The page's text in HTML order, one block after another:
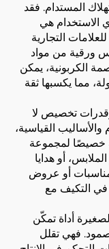
المستدام. فقد
الاستخدام هي
التجارية
ورقية من مواد
الكربونية، يمكن
مما يكسبها ثقة
وقدرات تخصيص لا
القياسية،
خصيصًا لمجموعة
أو هدايا
أو عروض
في التكيف مع
أداة تمكّن
فهي تقلل